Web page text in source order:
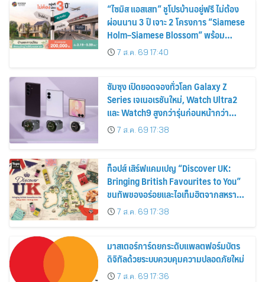
“ไซมิส แอสเสท” ชูโปรบ้านอยู่ฟรี ไม่ต้อง
ผ่อนนาน 3 ปี เจาะ 2 โครงการ “Siamese
Holm–Siamese Blossom” พร้อม
ส่วนลดและสิทธิพิเศษถึง 31 สิงหาคม
2569
7 ส.ค. 69 17:40
ซัมซุง เปิดยอดจองทั่วโลก Galaxy Z
Series เจเนอเรชันใหม่, Watch Ultra2
และ Watch9 สูงกว่ารุ่นก่อนหน้ากว่า
30%7 ส.ค. 69 17:38
ท็อปส์ เสิร์ฟแคมเปญ “Discover UK:
Bringing British Favourites to You”
ขนทัพของอร่อยและไอเท็มฮิตจากสหราช
อาณาจักร ส่งตรงถึงมือตั้งแต่วันนี้ – 18
สิงหาคมนี้
7 ส.ค. 69 17:38
มาสเตอร์การ์ดยกระดับแพลตฟอร์มบัตร
ดิจิทัลด้วยระบบควบคุมความปลอดภัยใหม่
7 ส.ค. 69 17:36